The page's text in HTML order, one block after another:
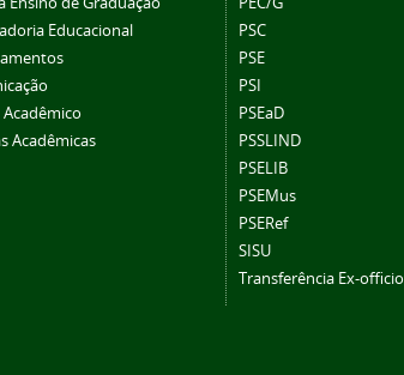
Educacional
Acadêmicas
PSC
PSE
PSI
PSEaD
PSSLIND
PSELIB
PSEMus
PSERef
SISU
Transferência Ex-officio